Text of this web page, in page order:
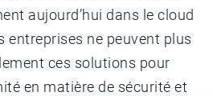
aujourd’hui dans le cloud
entreprises ne peuvent plus
ces solutions pour
en matière de sécurité et